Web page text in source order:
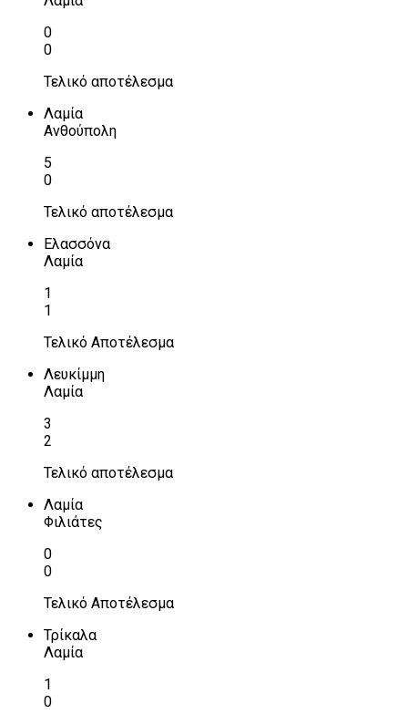
0
0
Τελικό αποτέλεσμα
Λαμία
Ανθούπολη
5
0
Τελικό αποτέλεσμα
Ελασσόνα
Λαμία
1
1
Τελικό Αποτέλεσμα
Λευκίμμη
Λαμία
3
2
Τελικό αποτέλεσμα
Λαμία
Φιλιάτες
0
0
Τελικό Αποτέλεσμα
Τρίκαλα
Λαμία
1
0